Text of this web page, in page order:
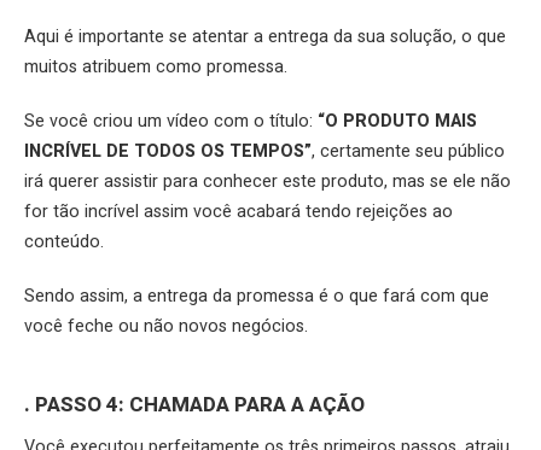
Aqui é importante se atentar a entrega da sua solução, o que
muitos atribuem como promessa.
Se você criou um vídeo com o título: “O PRODUTO MAIS
INCRÍVEL DE TODOS OS TEMPOS”, certamente seu público
irá querer assistir para conhecer este produto, mas se ele não
for tão incrível assim você acabará tendo rejeições ao
conteúdo.
Sendo assim, a entrega da promessa é o que fará com que
você feche ou não novos negócios.
. PASSO 4: CHAMADA PARA A AÇÃO